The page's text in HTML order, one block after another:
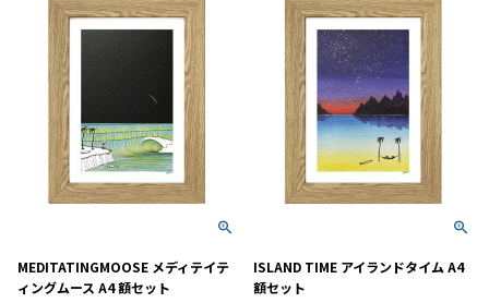
MEDITATINGMOOSE メディテイテ
ィングムース A4 額セット
ISLAND TIME アイランドタイム A4
額セット